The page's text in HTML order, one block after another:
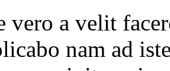
vero a velit
nam ad